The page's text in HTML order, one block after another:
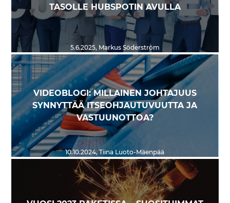
TASOLLE HUBSPOTIN AVULLA
5.6.2025, Markus Söderström
VIDEOBLOGI: MILLAINEN JOHTAJUUS
SYNNYTTÄÄ ITSEOHJAUTUVUUTTA JA
VASTUUNOTTOA?
10.10.2024,Tiina Luoto-Mäenpää